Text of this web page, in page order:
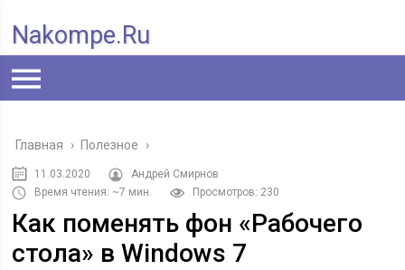
Nakompe.ru
Главная › Полезное ›
11.03.2020
Андрей Смирнов
Время чтения: ~7 мин.
Просмотров: 230
Как поменять фон «Рабочего
стола» в Windows 7